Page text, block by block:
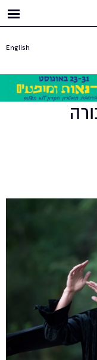
English